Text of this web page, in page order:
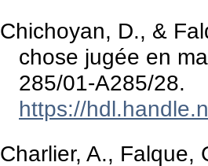
Chichoyan, D., &
chose jugée en
285/01-A285/28.
https://
Charlier, A., Falque,